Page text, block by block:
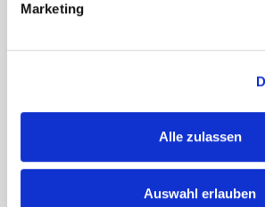
Marketing
Alle zulassen
Auswahl erlauben
Geburtstagsfeier im
Lukas